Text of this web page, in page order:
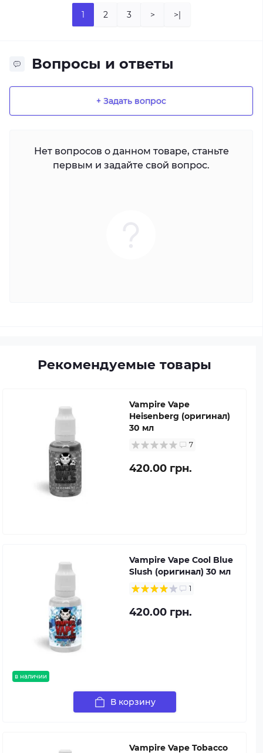
1 2 3 > >|
Вопросы и ответы
+ Задать вопрос
Нет вопросов о данном товаре, станьте
первым и задайте свой вопрос.
Рекомендуемые товары
Vampire Vape
Heisenberg (оригинал)
30 мл
7
420.00 грн.
в наличии
Vampire Vape Cool Blue
Slush (оригинал) 30 мл
1
420.00 грн.
В корзину
Vampire Vape Tobacco